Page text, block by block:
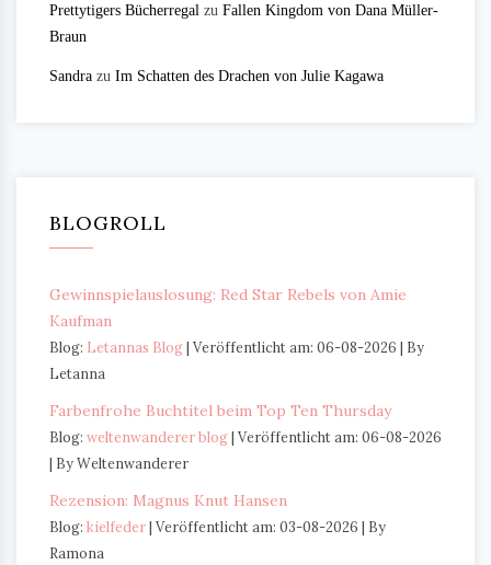
Prettytigers Bücherregal zu Fallen Kingdom von Dana Müller-
Braun
Sandra zu Im Schatten des Drachen von Julie Kagawa
BLOGROLL
Gewinnspielauslosung: Red Star Rebels von Amie
Kaufman
Blog: Letannas Blog Veröffentlicht am: 06-08-2026
By
Letanna
Farbenfrohe Buchtitel beim Top Ten Thursday
Blog: weltenwanderer blog Veröffentlicht am: 06-08-2026
By Weltenwanderer
Rezension: Magnus Knut Hansen
Blog: kielfeder Veröffentlicht am: 03-08-2026
By
Ramona